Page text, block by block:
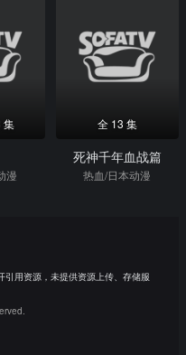
集
漫
全 13 集
死神千年血战篇
热血/日本动漫
用资源，未提供资源上传、存储服